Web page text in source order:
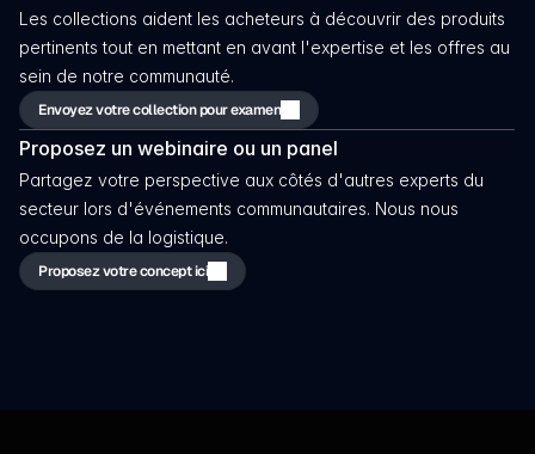
Les collections aident les acheteurs à découvrir des produits
pertinents tout en mettant en avant l'expertise et les offres au
sein de notre communauté.
Envoyez votre collection pour examen
Proposez un webinaire ou un panel
Partagez votre perspective aux côtés d'autres experts du
secteur lors d'événements communautaires. Nous nous
occupons de la logistique.
Proposez votre concept ici